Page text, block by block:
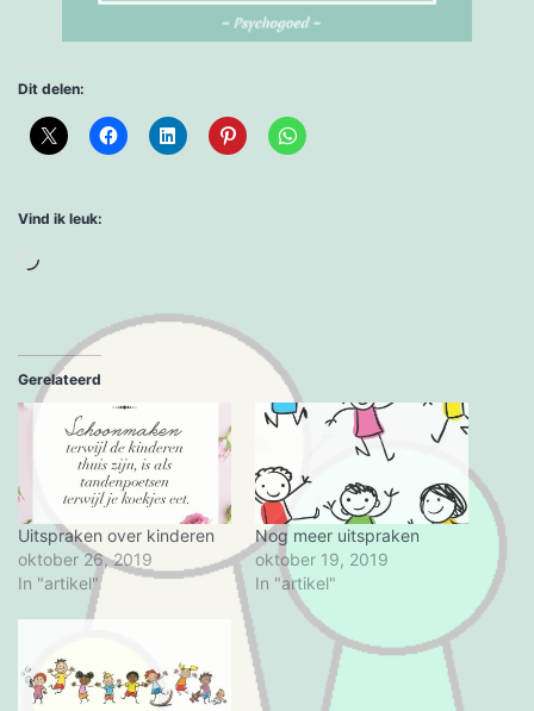
Dit delen:
Vind ik leuk:
Aan
laden...
Gerelateerd
Uitspraken over kinderen
oktober 26, 2019
In "artikel"
Nog meer uitspraken
oktober 19, 2019
In "artikel"